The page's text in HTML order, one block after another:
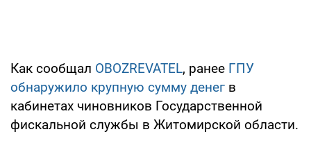
Как сообщал OBOZREVATEL, ранее ГПУ
обнаружило крупную сумму денег в
кабинетах чиновников Государственной
фискальной службы в Житомирской области.